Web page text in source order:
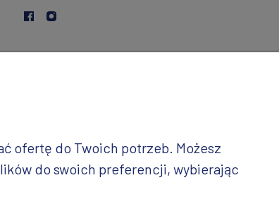
ofertę do Twoich potrzeb. Możesz
do swoich preferencji, wybierając